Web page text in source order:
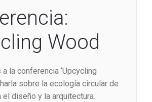
Wood
la conferencia ‘Upcycling
sobre la ecología circular de
el diseño y la arquitectura.